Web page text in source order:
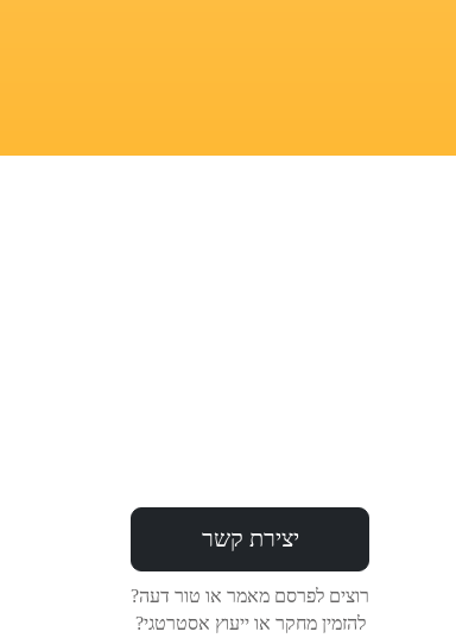
יצירת קשר
רוצים לפרסם מאמר או טור דעה?
להזמין מחקר או ייעוץ אסטרטגי?